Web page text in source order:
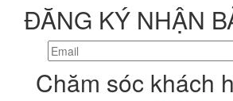
ĐĂNG KÝ NHẬN
Chăm sóc khách